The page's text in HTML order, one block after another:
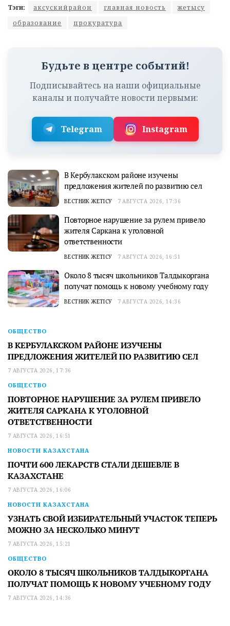
Тэги: аксускийрайон главная новость
жетысу
образование
прокуратура
Будьте в центре событий!
Подписывайтесь на наши официальные
каналы и получайте новости первыми:
Telegram Instagram
В Кербулакском районе изучены
предложения жителей по развитию сел
ВЕСТНИК ЖЕТІСУ 7 АВГУСТА 2026, 17:36
Повторное нарушение за рулем привело
жителя Саркана к уголовной
ответственности
ВЕСТНИК ЖЕТІСУ 7 АВГУСТА 2026, 16:51
Около 8 тысяч школьников Талдыкоргана
получат помощь к новому учебному году
ВЕСТНИК ЖЕТІСУ 7 АВГУСТА 2026, 14:36
ОБЩЕСТВО
В КЕРБУЛАКСКОМ РАЙОНЕ ИЗУЧЕНЫ
ПРЕДЛОЖЕНИЯ ЖИТЕЛЕЙ ПО РАЗВИТИЮ СЕЛ
7 АВГУСТА 2026, 17:36
ОБЩЕСТВО
ПОВТОРНОЕ НАРУШЕНИЕ ЗА РУЛЕМ ПРИВЕЛО
ЖИТЕЛЯ САРКАНА К УГОЛОВНОЙ
ОТВЕТСТВЕННОСТИ
7 АВГУСТА 2026, 16:51
НОВОСТИ КАЗАХСТАНА
ПОЧТИ 600 ЛЕКАРСТВ СТАЛИ ДЕШЕВЛЕ В
КАЗАХСТАНЕ
7 АВГУСТА 2026, 16:06
НОВОСТИ КАЗАХСТАНА
УЗНАТЬ СВОЙ ИЗБИРАТЕЛЬНЫЙ УЧАСТОК ТЕПЕРЬ
МОЖНО ЗА НЕСКОЛЬКО МИНУТ
7 АВГУСТА 2026, 15:21
ОБЩЕСТВО
ОКОЛО 8 ТЫСЯЧ ШКОЛЬНИКОВ ТАЛДЫКОРГАНА
ПОЛУЧАТ ПОМОЩЬ К НОВОМУ УЧЕБНОМУ ГОДУ
7 АВГУСТА 2026, 14:36